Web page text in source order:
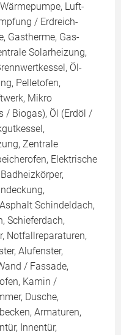
Luft-
/ Erdreich-
Gastherme, Gas-
Solarheizung,
Öl-
Pelletofen,
Mikro
/ Biogas), Öl (Erdöl /
Zentrale
Elektrische
Schindeldach,
Schieferdach,
Notfallreparaturen,
Alufenster,
/ Fassade,
Kamin /
Dusche,
Armaturen,
Innentür,